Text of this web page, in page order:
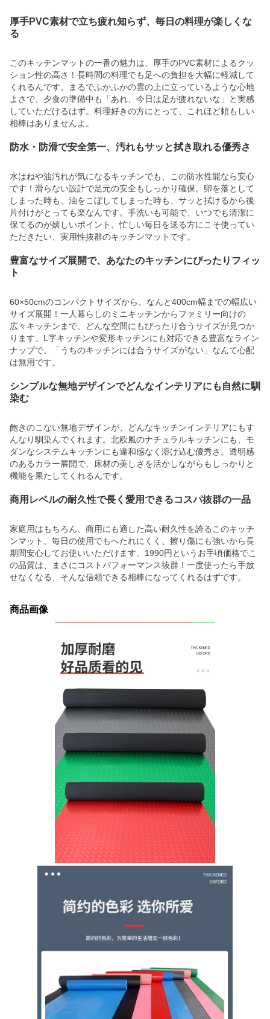
厚手PVC素材で立ち疲れ知らず、毎日の料理が楽しくな
る
このキッチンマットの一番の魅力は、厚手のPVC素材によるクッ
ション性の高さ！長時間の料理でも足への負担を大幅に軽減して
くれるんです。まるでふかふかの雲の上に立っているような心地
よさで、夕食の準備中も「あれ、今日は足が疲れないな」と実感
していただけるはず。料理好きの方にとって、これほど頼もしい
相棒はありませんよ。
防水・防滑で安全第一、汚れもサッと拭き取れる優秀さ
水はねや油汚れが気になるキッチンでも、この防水性能なら安心
です！滑らない設計で足元の安全もしっかり確保。卵を落として
しまった時も、油をこぼしてしまった時も、サッと拭けるから後
片付けがとっても楽なんです。手洗いも可能で、いつでも清潔に
保てるのが嬉しいポイント。忙しい毎日を送る方にこそ使ってい
ただきたい、実用性抜群のキッチンマットです。
豊富なサイズ展開で、あなたのキッチンにぴったりフィッ
ト
60×50cmのコンパクトサイズから、なんと400cm幅までの幅広い
サイズ展開！一人暮らしのミニキッチンからファミリー向けの
広々キッチンまで、どんな空間にもぴったり合うサイズが見つか
ります。L字キッチンや変形キッチンにも対応できる豊富なライン
ナップで、「うちのキッチンには合うサイズがない」なんて心配
は無用です。
シンプルな無地デザインでどんなインテリアにも自然に馴
染む
飽きのこない無地デザインが、どんなキッチンインテリアにもす
んなり馴染んでくれます。北欧風のナチュラルキッチンにも、モ
ダンなシステムキッチンにも違和感なく溶け込む優秀さ。透明感
のあるカラー展開で、床材の美しさを活かしながらもしっかりと
機能を果たしてくれるんです。
商用レベルの耐久性で長く愛用できるコスパ抜群の一品
家庭用はもちろん、商用にも適した高い耐久性を誇るこのキッチ
ンマット。毎日の使用でもへたれにくく、擦り傷にも強いから長
期間安心してお使いいただけます。1990円というお手頃価格でこ
の品質は、まさにコストパフォーマンス抜群！一度使ったら手放
せなくなる、そんな信頼できる相棒になってくれるはずです。
商品画像